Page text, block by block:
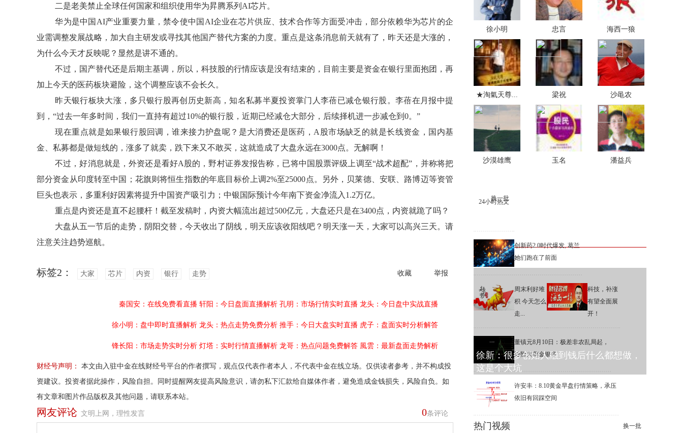
二是老美禁止全球任何国家和组织使用华为昇腾系列AI芯片。
华为是中国AI产业重要力量，禁令使中国AI企业在芯片供应、技术合作等方面受冲击，部分依赖华为芯片的企
业需调整发展战略，加大自主研发或寻找其他国产替代方案的力度。重点是这条消息前天就有了，昨天还是大涨的，
为什么今天才反映呢？显然是讲不通的。
不过，国产替代还是后期主基调，所以，科技股的行情应该是没有结束的，目前主要是资金在银行里面抱团，再
加上今天的医药板块避险，这个调整应该不会长久。
昨天银行板块大涨，多只银行股再创历史新高，知名私募半夏投资掌门人李蓓已减仓银行股。李蓓在月报中提
到，“过去一年多时间，我们一直持有超过10%的银行股，近期已经减仓大部分，后续择机进一步减仓到0。”
现在重点就是如果银行股回调，谁来接力护盘呢？是大消费还是医药，A股市场缺乏的就是长线资金，国内基
金、私募都是做短线的，涨多了就卖，跌下来又不敢买，这就造成了大盘永远在3000点。无解啊！
不过，好消息就是，外资还是看好A股的，野村证券发报告称，已将中国股票评级上调至“战术超配”，并称将把
部分资金从印度转至中国；花旗则将恒生指数的年底目标价上调2%至25000点。另外，贝莱德、安联、路博迈等资管
巨头也表示，多重利好因素将提升中国资产吸引力；中银国际预计今年南下资金净流入1.2万亿。
重点是内资还是直不起腰杆！截至发稿时，内资大幅流出超过500亿元，大盘还只是在3400点，内资就跪了吗？
大盘从五一节后的走势，阴阳交替，今天收出了阴线，明天应该收阳线吧？明天涨一天，大家可以高兴三天。请
注意关注趋势巡航。
收藏 举报
标签2： 大家 芯片 内资 银行 走势
秦国安：在线免费看直播 轩阳：今日盘面直播解析 孔明：市场行情实时直播 龙头：今日盘中实战直播
徐小明：盘中即时直播解析 龙头：热点走势免费分析 推手：今日大盘实时直播 虎子：盘面实时分析解答
锋长阳：市场走势实时分析 灯塔：实时行情直播解析 龙哥：热点问题免费解答 風雲：最新盘面走势解析
财经号声明：
本文由入驻中金在线财经号平台的作者撰写，观点仅代表作者本人，不代表中金在线立场。仅供读者参考，并不构成投
资建议。投资者据此操作，风险自担。同时提醒网友提高风险意识，请勿私下汇款给自媒体作者，避免造成金钱损失，风险自负。如
有文章和图片作品版权及其他问题，请联系本站。
0条评论
网友评论 文明上网，理性发言
徐小明 忠言 海西一狼
★淘氣天尊... 梁祝 沙黾农
沙漠雄鹰 玉名 潘益兵
24小时热文
换一批
创新药2.0时代爆发, 葛兰
她们跑在了前面
周末利好堆
积 今天怎么
走...
科技，补涨
有望全面展
开！
董镇元8月10日：极差非农乱局起，
避险大阳金银多
许安丰：8.10黄金早盘行情策略，承压
依旧有回踩空间
热门视频 换一批
徐新：很多创始人融到钱后什么都想做，
这是个大坑